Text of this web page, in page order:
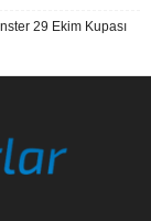
29 Ekim Kupası